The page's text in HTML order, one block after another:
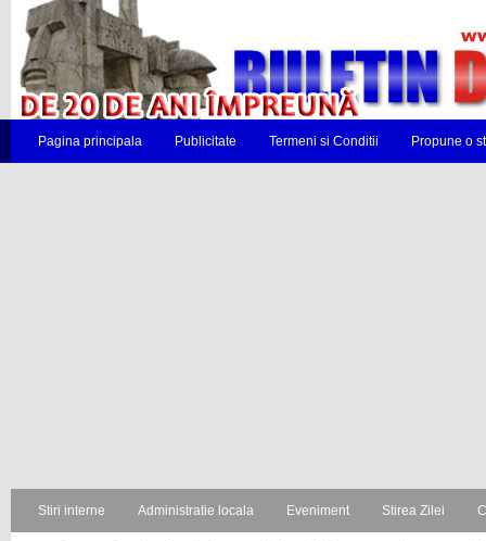
Pagina principala Publicitate Termeni si Conditii Propune o
Stiri interne Administratie locala Eveniment Stirea Zilei